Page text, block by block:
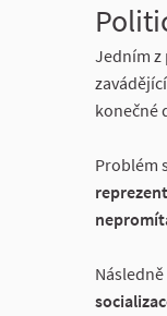
Jedním z
konečné
Problém